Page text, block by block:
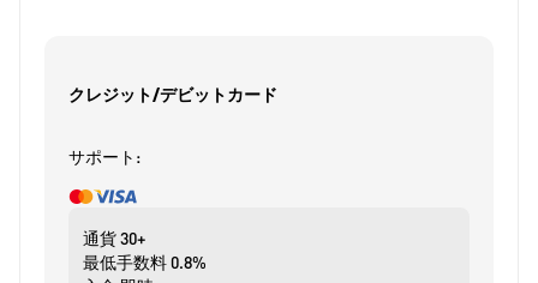
クレジット/デビットカード
サポート:
通貨30+
最低手数料0.8%